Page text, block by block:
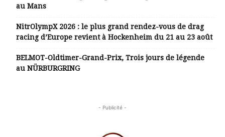
au Mans
NitrOlympX 2026 : le plus grand rendez-vous de drag
racing d’Europe revient à Hockenheim du 21 au 23 août
BELMOT-Oldtimer-Grand-Prix, Trois jours de légende
au NÜRBURGRING
- Publicité -